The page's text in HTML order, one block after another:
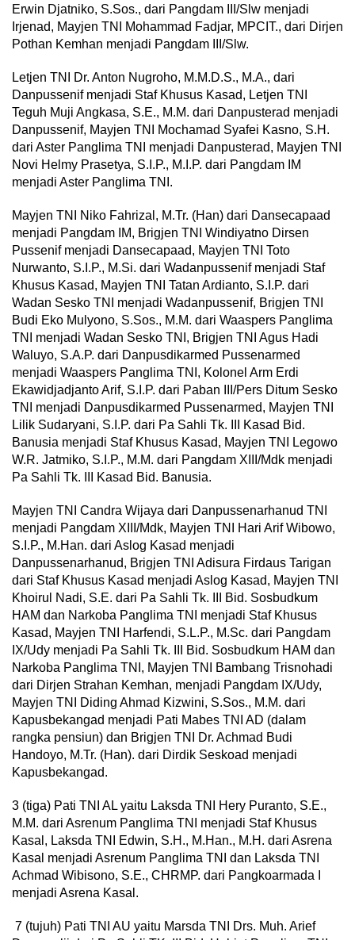
Erwin Djatniko, S.Sos., dari Pangdam III/Slw menjadi
Irjenad, Mayjen TNI Mohammad Fadjar, MPCIT., dari Dirjen
Pothan Kemhan menjadi Pangdam III/Slw.
Letjen TNI Dr. Anton Nugroho, M.M.D.S., Μ.Α., dari
Danpussenif menjadi Staf Khusus Kasad, Letjen TNI
Teguh Muji Angkasa, S.E., M.M. dari Danpusterad menjadi
Danpussenif, Mayjen TNI Mochamad Syafei Kasno, S.H.
dari Aster Panglima TNI menjadi Danpusterad, Mayjen TNI
Novi Helmy Prasetya, S.I.P., M.I.P. dari Pangdam IM
menjadi Aster Panglima TNI.
Mayjen TNI Niko Fahrizal, M.Tr. (Han) dari Dansecapaad
menjadi Pangdam IM, Brigjen TNI Windiyatno Dirsen
Pussenif menjadi Dansecapaad, Mayjen TNI Toto
Nurwanto, S.I.P., M.Si. dari Wadanpussenif menjadi Staf
Khusus Kasad, Mayjen TNI Tatan Ardianto, S.I.P. dari
Wadan Sesko TNI menjadi Wadanpussenif, Brigjen TNI
Budi Eko Mulyono, S.Sos., Μ.Μ. dari Waaspers Panglima
TNI menjadi Wadan Sesko TNI, Brigjen TNI Agus Hadi
Waluyo, S.A.P. dari Danpusdikarmed Pussenarmed
menjadi Waaspers Panglima TNI, Kolonel Arm Erdi
Ekawidjadjanto Arif, S.I.P. dari Paban III/Pers Ditum Sesko
TNI menjadi Danpusdikarmed Pussenarmed, Mayjen TNI
Lilik Sudaryani, S.I.P. dari Pa Sahli Tk. III Kasad Bid.
Banusia menjadi Staf Khusus Kasad, Mayjen TNI Legowo
W.R. Jatmiko, S.I.P., M.M. dari Pangdam XIII/Mdk menjadi
Pa Sahli Tk. III Kasad Bid. Banusia.
Mayjen TNI Candra Wijaya dari Danpussenarhanud TNI
menjadi Pangdam XIII/Mdk, Mayjen TNI Hari Arif Wibowo,
S.I.P., М.Hаn. dari Aslog Kasad menjadi
Danpussenarhanud, Brigjen TNI Adisura Firdaus Tarigan
dari Staf Khusus Kasad menjadi Aslog Kasad, Mayjen TNI
Khoirul Nadi, S.E. dari Pa Sahli Tk. III Bid. Sosbudkum
HAM dan Narkoba Panglima TNI menjadi Staf Khusus
Kasad, Mayjen TNI Harfendi, S.L.P., M.Sc. dari Pangdam
IX/Udy menjadi Pa Sahli Tk. III Bid. Sosbudkum HAM dan
Narkoba Panglima TNI, Mayjen TNI Bambang Trisnohadi
dari Dirjen Strahan Kemhan, menjadi Pangdam IX/Udy,
Mayjen TNI Diding Ahmad Kizwini, S.Sos., M.M. dari
Kapusbekangad menjadi Pati Mabes TNI AD (dalam
rangka pensiun) dan Brigjen TNI Dr. Achmad Budi
Handoyo, M.Tr. (Han). dari Dirdik Seskoad menjadi
Kapusbekangad.
3 (tiga) Pati TNI AL yaitu Laksda TNI Hery Puranto, S.E.,
М.М. dari Asrenum Panglima TNI menjadi Staf Khusus
Kasal, Laksda TNI Edwin, S.H., M.Han., M.H. dari Asrena
Kasal menjadi Asrenum Panglima TNI dan Laksda TNI
Achmad Wibisono, S.E., CHRMP. dari Pangkoarmada I
menjadi Asrena Kasal.
7 (tujuh) Pati TNI AU yaitu Marsda TNI Drs. Muh. Arief